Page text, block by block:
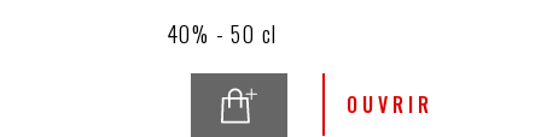
située à 30 kilomètres à
dans une région dont la
proximité avec la mer
influence fortement le
40% - 50 cl
OUVRIR